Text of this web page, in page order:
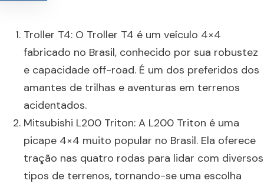
Troller T4: O Troller T4 é um veículo 4×4
fabricado no Brasil, conhecido por sua robustez
e capacidade off-road. É um dos preferidos dos
amantes de trilhas e aventuras em terrenos
acidentados.
Mitsubishi L200 Triton: A L200 Triton é uma
picape 4×4 muito popular no Brasil. Ela oferece
tração nas quatro rodas para lidar com diversos
tipos de terrenos, tornando-se uma escolha